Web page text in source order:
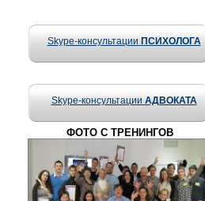
Skype-консультации ПСИХОЛОГА
Skype-консультации АДВОКАТА
ФОТО С ТРЕНИНГОВ